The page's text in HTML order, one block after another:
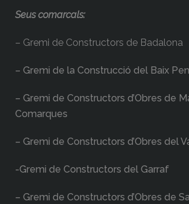
Seus comarcals:
– Gremi de Constructors de Badalona
– Gremi de la Construcció del Baix
– Gremi de Constructors d’Obres de
Comarques
– Gremi de Constructors d’Obres del
-Gremi de Constructors del Garraf
– Gremi de Constructors d’Obres de